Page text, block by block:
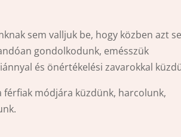
sem valljuk be, hogy közben azt
gondolkodunk, emésszük
és önértékelési zavarokkal
férfiak módjára küzdünk, harcolunk,